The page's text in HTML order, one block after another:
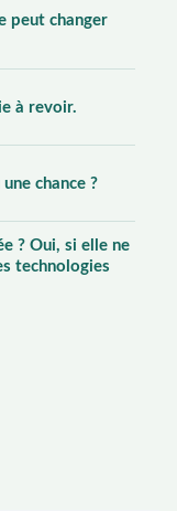
peut changer
à revoir.
chance ?
? Oui, si elle ne
technologies